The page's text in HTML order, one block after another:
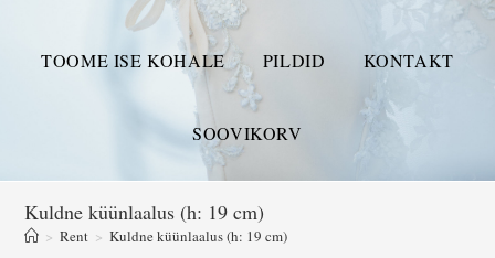
TOOME ISE KOHALE PILDID KONTAKT
SOOVIKORV
Kuldne küünlaalus (h: 19 cm)
> Rent > Kuldne küünlaalus (h: 19 cm)